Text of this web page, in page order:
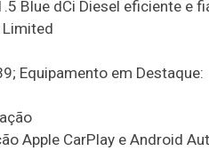
Blue dCi Diesel eficiente e
Equipamento em Destaque:
Apple CarPlay e Android